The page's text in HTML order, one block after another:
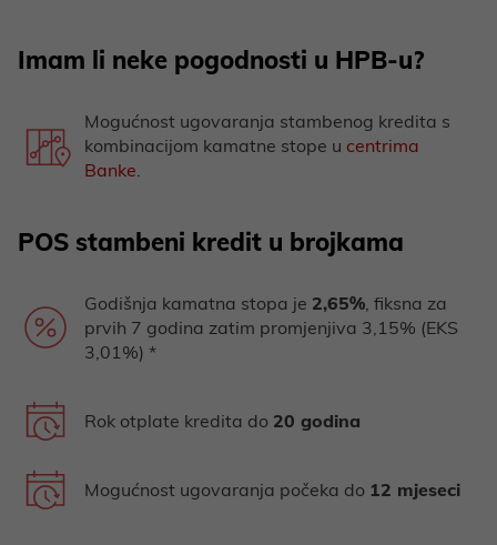
Imam li neke pogodnosti u HPB-u?
Mogućnost ugovaranja stambenog kredita s
kombinacijom kamatne stope u centrima
Banke
POS stambeni kredit u brojkama
Godišnja kamatna stopa je 2,65% , fiksna za
prvih 7 godina zatim promjenjiva 3,15% (EKS
3,01%) *
Rok otplate kredita do 20 godina
Mogućnost ugovaranja počeka do 12 mjeseci